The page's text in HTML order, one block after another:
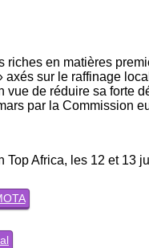
riches en matières
sur le raffinage
de réduire sa forte
par la Commission
Africa, les 12 et 13